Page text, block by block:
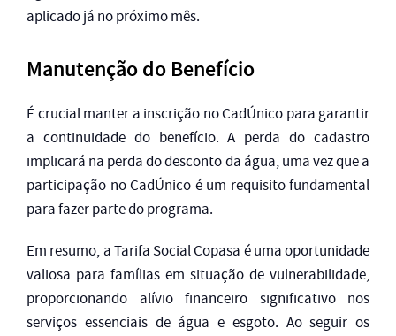
aplicado já no próximo mês.
Manutenção do Benefício
É crucial manter a inscrição no CadÚnico para garantir
a continuidade do benefício. A perda do cadastro
implicará na perda do desconto da água, uma vez que a
participação no CadÚnico é um requisito fundamental
para fazer parte do programa.
Em resumo, a Tarifa Social Copasa é uma oportunidade
valiosa para famílias em situação de vulnerabilidade,
proporcionando alívio financeiro significativo nos
serviços essenciais de água e esgoto. Ao seguir os